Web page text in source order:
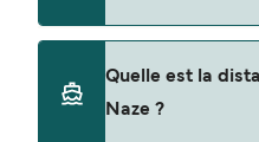
pas autorisés à bord
Quelle est la
Naze ?